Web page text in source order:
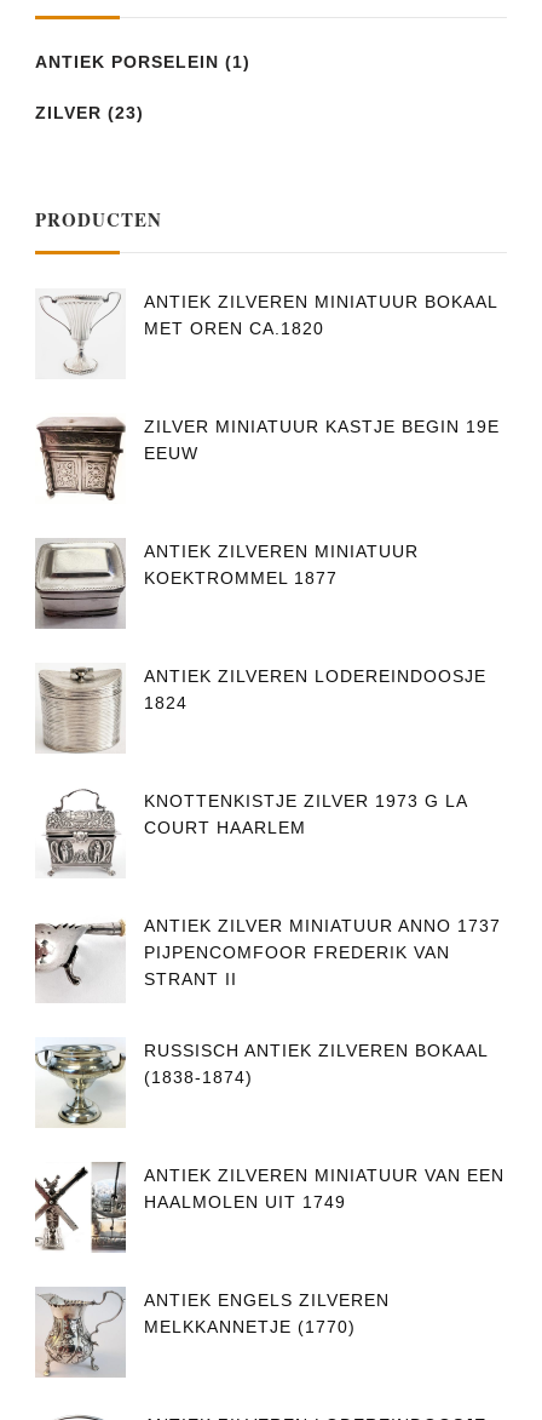
ANTIEK PORSELEIN (1)
ZILVER (23)
PRODUCTEN
ANTIEK ZILVEREN MINIATUUR BOKAAL
MET OREN CA.1820
ZILVER MINIATUUR KASTJE BEGIN 19E
EEUW
ANTIEK ZILVEREN MINIATUUR
KOEKTROMMEL 1877
ANTIEK ZILVEREN LODEREINDOOSJE
1824
KNOTTENKISTJE ZILVER 1973 G LA
COURT HAARLEM
ANTIEK ZILVER MINIATUUR ANNO 1737
PIJPENCOMFOOR FREDERIK VAN
STRANT II
RUSSISCH ANTIEK ZILVEREN BOKAAL
(1838-1874)
ANTIEK ZILVEREN MINIATUUR VAN EEN
HAALMOLEN UIT 1749
ANTIEK ENGELS ZILVEREN
MELKKANNETJE (1770)